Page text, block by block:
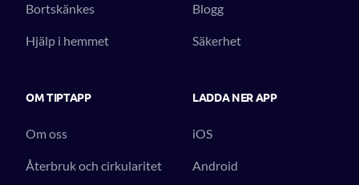
Bortskänkes
Hjälp i hemmet
Blogg
Säkerhet
OM TIPTAPP
Om oss
Återbruk och cirkularitet
LADDA NER APP
iOS
Android